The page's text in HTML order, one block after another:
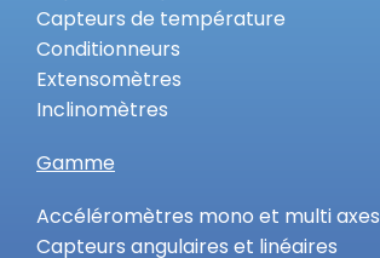
Capteurs de température
Conditionneurs
Extensomètres
Inclinomètres
Gamme
Accéléromètres mono et multi axes
Capteurs angulaires et linéaires